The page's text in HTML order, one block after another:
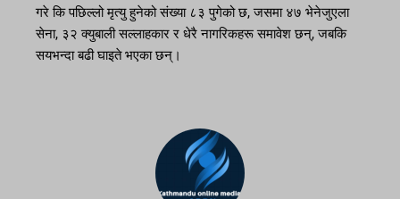
गरे कि पछिल्लो मृत्यु हुनेको संख्या ८३ पुगेको छ, जसमा ४७ भेनेजुएला
सेना, ३२ क्युबाली सल्लाहकार र धेरै नागरिकहरू समावेश छन्, जबकि
सयभन्दा बढी घाइते भएका छन्।